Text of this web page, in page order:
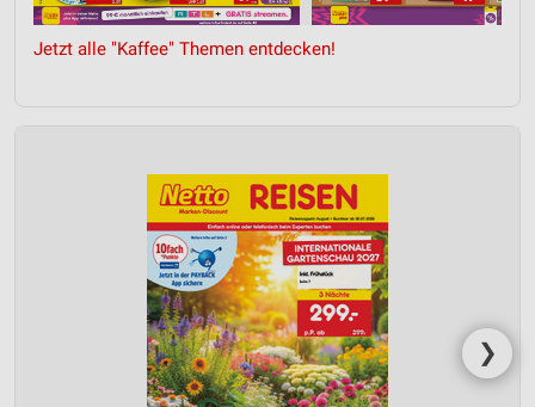
Jetzt alle "Kaffee" Themen entdecken!
❯